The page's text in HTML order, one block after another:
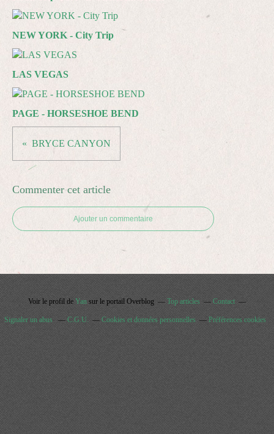
NEW YORK - City Trip
LAS VEGAS
PAGE - HORSESHOE BEND
BRYCE CANYON
Commenter cet article
Ajouter un commentaire
Voir le profil de Yan sur le portail Overblog Top articles Contact
Signaler un abus C.G.U. Cookies et données personnelles Préférences cookies